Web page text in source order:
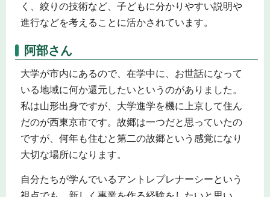
く、絞りの技術など、子どもに分かりやすい説明や
進行などを考えることに活かされています。
阿部さん
大学が市内にあるので、在学中に、お世話になって
いる地域に何か還元したいというのがありました。
私は山形出身ですが、大学進学を機に上京して住ん
だのが西東京市です。故郷は一つだと思っていたの
ですが、何年も住むと第二の故郷という感覚になり
大切な場所になります。
自分たちが学んでいるアントレプレナーシーという